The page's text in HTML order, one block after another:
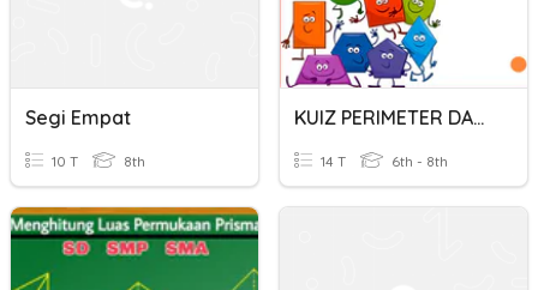
Segi Empat
10 T 8th
KUIZ PERIMETER DAN LUAS
14 T 6th - 8th